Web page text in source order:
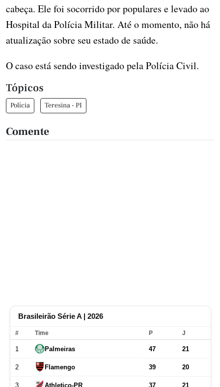
cabeça. Ele foi socorrido por populares e levado ao
Hospital da Polícia Militar. Até o momento, não há
atualização sobre seu estado de saúde.
O caso está sendo investigado pela Polícia Civil.
Tópicos
Polícia Teresina - PI
Comente